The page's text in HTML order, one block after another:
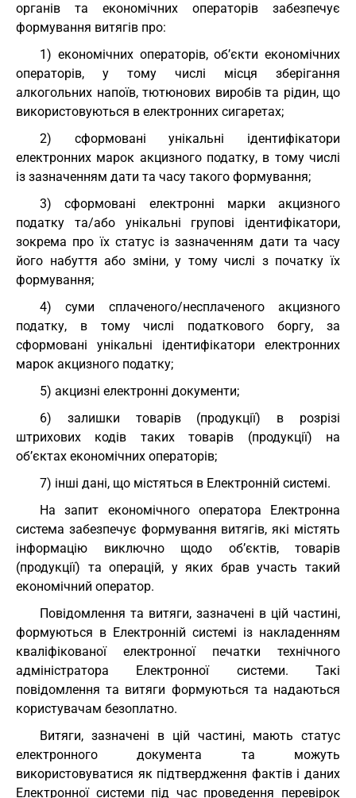
органів та економічних операторів забезпечує
формування витягів про:
1) економічних операторів, об’єкти економічних
операторів, у тому числі місця зберігання
алкогольних напоїв, тютюнових виробів та рідин, що
використовуються в електронних сигаретах;
2) сформовані унікальні ідентифікатори
електронних марок акцизного податку, в тому числі
із зазначенням дати та часу такого формування;
3) сформовані електронні марки акцизного
податку та/або унікальні групові ідентифікатори,
зокрема про їх статус із зазначенням дати та часу
його набуття або зміни, у тому числі з початку їх
формування;
4) суми сплаченого/несплаченого акцизного
податку, в тому числі податкового боргу, за
сформовані унікальні ідентифікатори електронних
марок акцизного податку;
5) акцизні електронні документи;
6) залишки товарів (продукції) в розрізі
штрихових кодів таких товарів (продукції) на
об’єктах економічних операторів;
7) інші дані, що містяться в Електронній системі.
На запит економічного оператора Електронна
система забезпечує формування витягів, які містять
інформацію виключно щодо об’єктів, товарів
(продукції) та операцій, у яких брав участь такий
економічний оператор.
Повідомлення та витяги, зазначені в цій частині,
формуються в Електронній системі із накладенням
кваліфікованої електронної печатки технічного
адміністратора Електронної системи. Такі
повідомлення та витяги формуються та надаються
користувачам безоплатно.
Витяги, зазначені в цій частині, мають статус
електронного документа та можуть
використовуватися як підтвердження фактів і даних
Електронної системи під час проведення перевірок